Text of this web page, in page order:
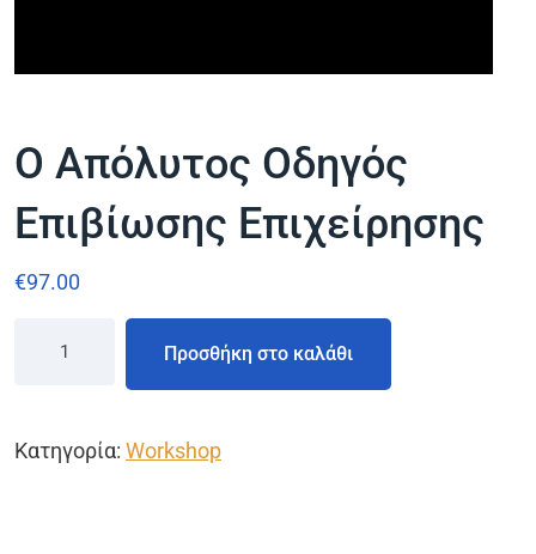
Ο Απόλυτος Οδηγός
Επιβίωσης Επιχείρησης
€97.00
Προσθήκη στο καλάθι
Κατηγορία: Workshop